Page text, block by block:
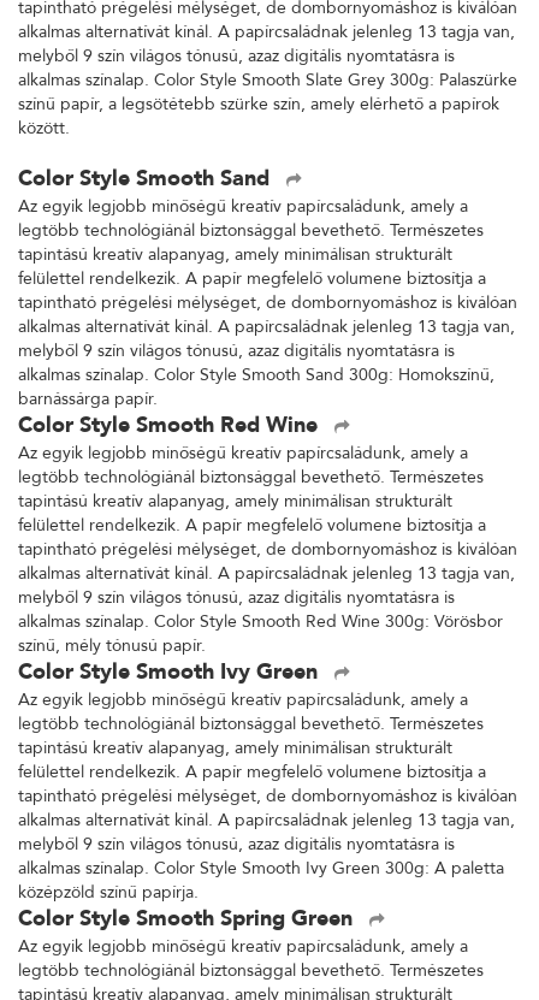
tapintható prégelési mélységet, de dombornyomáshoz is kiválóan
alkalmas alternatívát kínál. A papírcsaládnak jelenleg 13 tagja van,
melyből 9 szín világos tónusú, azaz digitális nyomtatásra is
alkalmas színalap. Color Style Smooth Slate Grey 300g: Palaszürke
színű papír, a legsötétebb szürke szín, amely elérhető a papírok
között.
Color Style Smooth Sand
Az egyik legjobb minőségű kreatív papírcsaládunk, amely a
legtöbb technológiánál biztonsággal bevethető. Természetes
tapintású kreatív alapanyag, amely minimálisan strukturált
felülettel rendelkezik. A papír megfelelő volumene biztosítja a
tapintható prégelési mélységet, de dombornyomáshoz is kiválóan
alkalmas alternatívát kínál. A papírcsaládnak jelenleg 13 tagja van,
melyből 9 szín világos tónusú, azaz digitális nyomtatásra is
alkalmas színalap. Color Style Smooth Sand 300g: Homokszínű,
barnássárga papír.
Color Style Smooth Red Wine
Az egyik legjobb minőségű kreatív papírcsaládunk, amely a
legtöbb technológiánál biztonsággal bevethető. Természetes
tapintású kreatív alapanyag, amely minimálisan strukturált
felülettel rendelkezik. A papír megfelelő volumene biztosítja a
tapintható prégelési mélységet, de dombornyomáshoz is kiválóan
alkalmas alternatívát kínál. A papírcsaládnak jelenleg 13 tagja van,
melyből 9 szín világos tónusú, azaz digitális nyomtatásra is
alkalmas színalap. Color Style Smooth Red Wine 300g: Vörösbor
színű, mély tónusú papír.
Color Style Smooth Ivy Green
Az egyik legjobb minőségű kreatív papírcsaládunk, amely a
legtöbb technológiánál biztonsággal bevethető. Természetes
tapintású kreatív alapanyag, amely minimálisan strukturált
felülettel rendelkezik. A papír megfelelő volumene biztosítja a
tapintható prégelési mélységet, de dombornyomáshoz is kiválóan
alkalmas alternatívát kínál. A papírcsaládnak jelenleg 13 tagja van,
melyből 9 szín világos tónusú, azaz digitális nyomtatásra is
alkalmas színalap. Color Style Smooth Ivy Green 300g: A paletta
középzöld színű papírja.
Color Style Smooth Spring Green
Az egyik legjobb minőségű kreatív papírcsaládunk, amely a
legtöbb technológiánál biztonsággal bevethető. Természetes
tapintású kreatív alapanyag, amely minimálisan strukturált